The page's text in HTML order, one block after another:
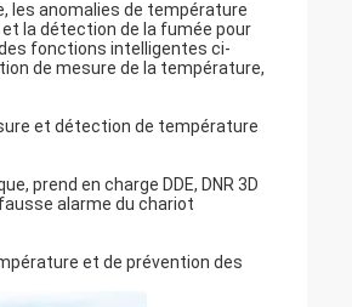
les anomalies de température
la détection de la fumée pour
fonctions intelligentes ci-
de mesure de la température,
et détection de température
prend en charge DDE, DNR 3D
alarme du chariot
et de prévention des